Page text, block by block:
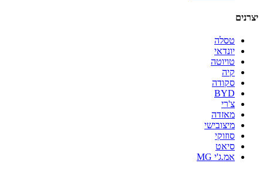
יצרנים
טסלה
יונדאי
טויוטה
קיה
סקודה
BYD
צ'רי
מאזדה
מיצובישי
סוזוקי
סיאט
אמ.ג'י MG